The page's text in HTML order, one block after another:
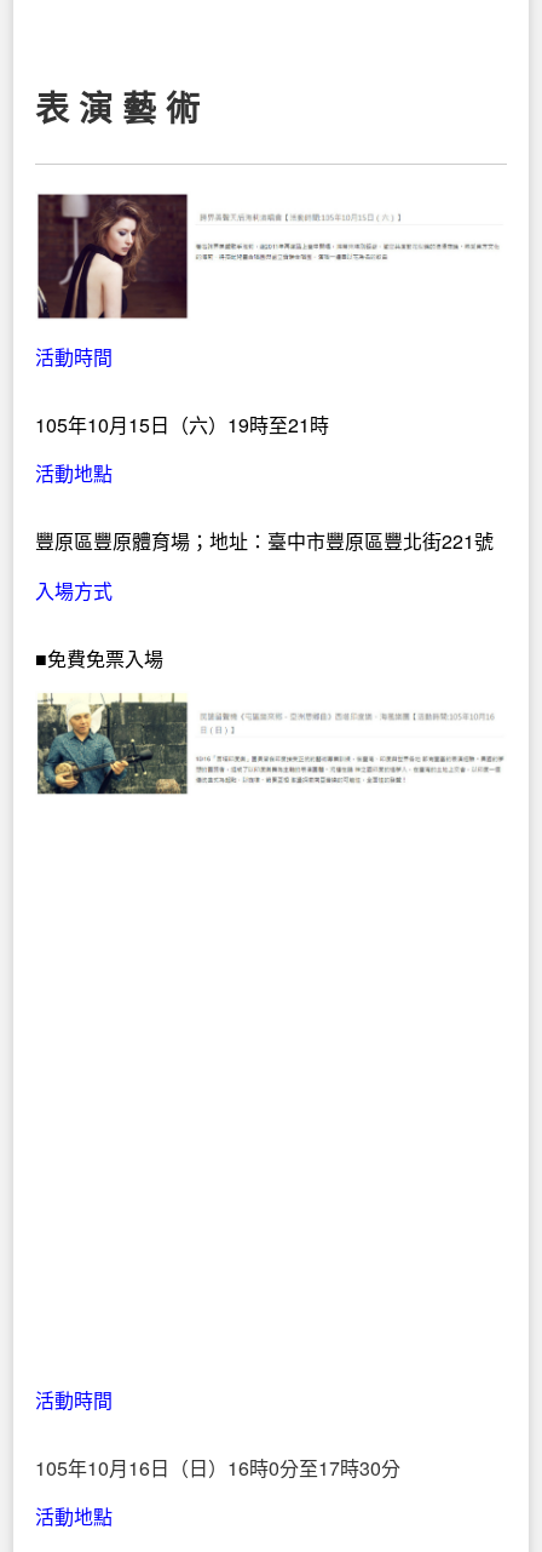
表 演 藝 術
活動時間
105年10月15日（六）19時至21時
活動地點
豐原區豐原體育場；地址：臺中市豐原區豐北街221號
入場方式
■免費免票入場
活動時間
105年10月16日（日）16時0分至17時30分
活動地點